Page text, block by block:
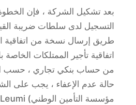
بعد تشكيل الشركة ، فإن
التسجيل لدى سلطات ضريبة
طريق إرسال نسخة من اتفاقية
اتفاقية تأجير الممتلكات
من حساب بنكي تجاري ، حسب
حالة عدم الإعفاء ، يجب على